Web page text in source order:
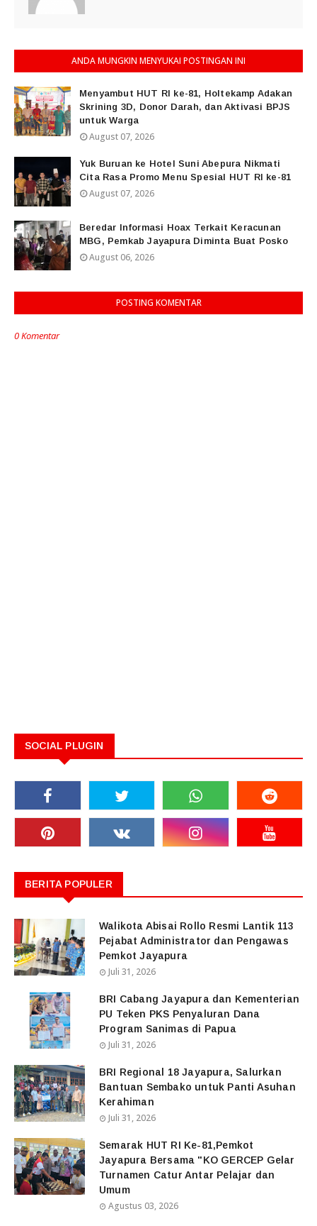
ANDA MUNGKIN MENYUKAI POSTINGAN INI
Menyambut HUT RI ke-81, Holtekamp Adakan
Skrining 3D, Donor Darah, dan Aktivasi BPJS
untuk Warga
August 07, 2026
Yuk Buruan ke Hotel Suni Abepura Nikmati
Cita Rasa Promo Menu Spesial HUT RI ke-81
August 07, 2026
Beredar Informasi Hoax Terkait Keracunan
MBG, Pemkab Jayapura Diminta Buat Posko
August 06, 2026
POSTING KOMENTAR
0 Komentar
SOCIAL PLUGIN
BERITA POPULER
Walikota Abisai Rollo Resmi Lantik 113
Pejabat Administrator dan Pengawas
Pemkot Jayapura
Juli 31, 2026
BRI Cabang Jayapura dan Kementerian
PU Teken PKS Penyaluran Dana
Program Sanimas di Papua
Juli 31, 2026
BRI Regional 18 Jayapura, Salurkan
Bantuan Sembako untuk Panti Asuhan
Kerahiman
Juli 31, 2026
Semarak HUT RI Ke-81,Pemkot
Jayapura Bersama "KO GERCEP Gelar
Turnamen Catur Antar Pelajar dan
Umum
Agustus 03, 2026